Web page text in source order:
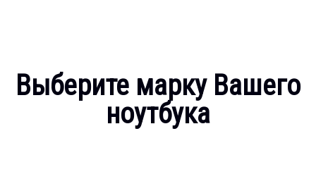
Выберите марку Вашего
ноутбука